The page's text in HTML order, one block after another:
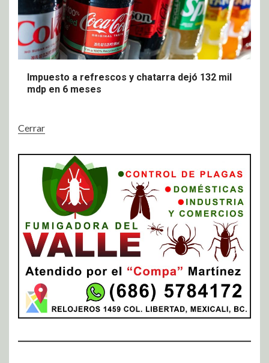
Impuesto a refrescos y chatarra dejó 132 mil
mdp en 6 meses
Cerrar